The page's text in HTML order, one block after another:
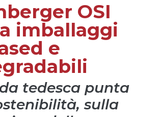
OSI
imballaggi
e
tedesca punta
sulla